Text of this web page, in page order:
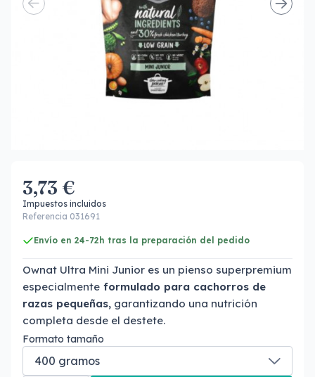
3,73 €
Impuestos incluidos
Referencia 031691
Envío en 24-72h tras la preparación del pedido
Ownat Ultra Mini Junior es un pienso superpremium
especialmente formulado para cachorros de
razas pequeñas, garantizando una nutrición
completa desde el destete.
Formato tamaño